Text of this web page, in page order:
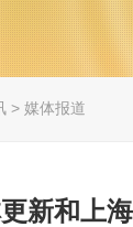
> 媒体报道
新和上